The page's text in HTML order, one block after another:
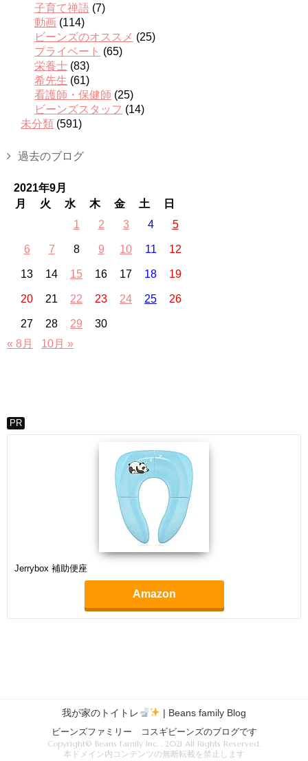
子育て禅語 (7)
動画 (114)
ビーンズのオススメ (25)
プライベート (65)
栄養士 (83)
希先生 (61)
看護師・保健師 (25)
ビーンズスタッフ (14)
未分類 (591)
過去のブログ
2021年9月
月
火 水 木 金 土
日
1
2 3 4 5
6 7 8 9 10 11 12
13 14 15 16 17 18 19
20 21 22 23 24 25 26
27 28 29
30
« 8月
10月 »
PR
Jerrybox 補助便座
Amazon
我が家のトイトレ | Beans family Blog
ビーンズファミリー コスギビーンズのブログです
Copyright© Beans family Inc. , 2021 All Rights Reserved.
本ドメイン内コンテンツの無断転載を禁止します